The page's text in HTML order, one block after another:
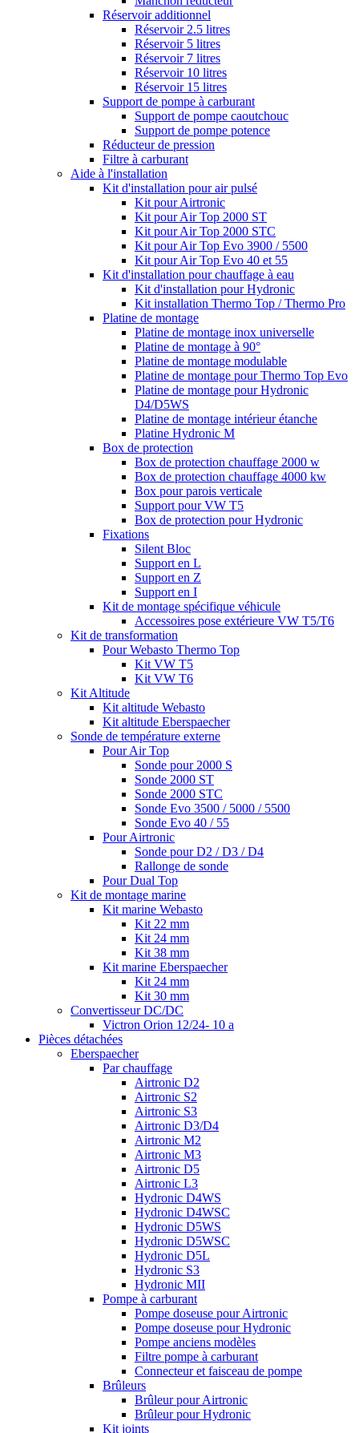
Réservoir additionnel
Réservoir 2.5 litres
Réservoir 5 litres
Réservoir 7 litres
Réservoir 10 litres
Réservoir 15 litres
Support de pompe à carburant
Support de pompe caoutchouc
Support de pompe potence
Réducteur de pression
Filtre à carburant
Aide à l'installation
Kit d'installation pour air pulsé
Kit pour Airtronic
Kit pour Air Top 2000 ST
Kit pour Air Top 2000 STC
Kit pour Air Top Evo 3900 / 5500
Kit pour Air Top Evo 40 et 55
Kit d'installation pour chauffage à eau
Kit d'installation pour Hydronic
Kit installation Thermo Top / Thermo Pro
Platine de montage
Platine de montage inox universelle
Platine de montage à 90°
Platine de montage modulable
Platine de montage pour Thermo Top Evo
Platine de montage pour Hydronic
D4/D5WS
Platine de montage intérieur étanche
Platine Hydronic M
Box de protection
Box de protection chauffage 2000 w
Box de protection chauffage 4000 kw
Box pour parois verticale
Support pour VW T5
Box de protection pour Hydronic
Fixations
Silent Bloc
Support en L
Support en Z
Support en I
Kit de montage spécifique véhicule
Accessoires pose extérieure VW T5/T6
Kit de transformation
Pour Webasto Thermo Top
Kit VW T5
Kit VW T6
Kit Altitude
Kit altitude Webasto
Kit altitude Eberspaecher
Sonde de température externe
Pour Air Top
Sonde pour 2000 S
Sonde 2000 ST
Sonde 2000 STC
Sonde Evo 3500 / 5000 / 5500
Sonde Evo 40 / 55
Pour Airtronic
Sonde pour D2 / D3 / D4
Rallonge de sonde
Pour Dual Top
Kit de montage marine
Kit marine Webasto
Kit 22 mm
Kit 24 mm
Kit 38 mm
Kit marine Eberspaecher
Kit 24 mm
Kit 30 mm
Convertisseur DC/DC
Victron Orion 12/24- 10 a
Pièces détachées
Eberspaecher
Par chauffage
Airtronic D2
Airtronic S2
Airtronic S3
Airtronic D3/D4
Airtronic M2
Airtronic M3
Airtronic D5
Airtronic L3
Hydronic D4WS
Hydronic D4WSC
Hydronic D5WS
Hydronic D5WSC
Hydronic D5L
Hydronic S3
Hydronic MII
Pompe à carburant
Pompe doseuse pour Airtronic
Pompe doseuse pour Hydronic
Pompe anciens modèles
Filtre pompe à carburant
Connecteur et faisceau de pompe
Brûleurs
Brûleur pour Airtronic
Brûleur pour Hydronic
Kit joints